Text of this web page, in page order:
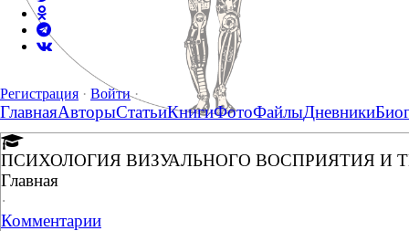
Регистрация · Войти ·
ГлавнаяАвторыСтатьиКнигиФотоФайлыДневники
ПСИХОЛОГИЯ ВИЗУАЛЬНОГО ВОСПРИЯТИЯ И
Главная
·
Комментарии